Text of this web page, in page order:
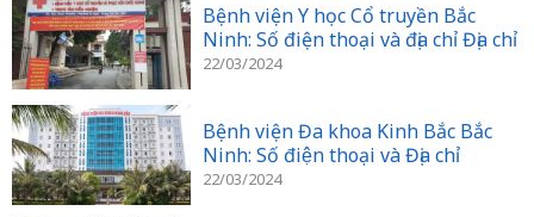
Bệnh viện Y học Cổ truyền Bắc
Ninh: Số điện thoại và địa chỉ Địa chỉ
22/03/2024
Bệnh viện Đa khoa Kinh Bắc Bắc
Ninh: Số điện thoại và Địa chỉ
22/03/2024